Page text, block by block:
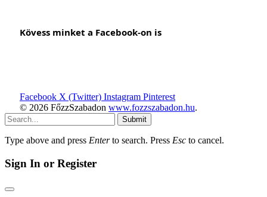
Kövess minket a Facebook-on is
Facebook X (Twitter) Instagram Pinterest
© 2026 FőzzSzabadon www.fozzszabadon.hu.
Submit
Type above and press Enterto search. Press Esc to cancel.
Sign In or Register